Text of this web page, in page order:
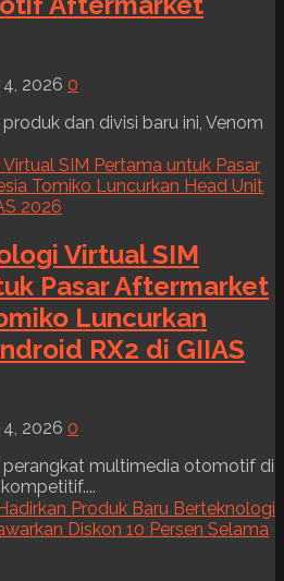
2026 0
dan divisi baru ini, Venom
Virtual SIM
Pasar Aftermarket
Luncurkan
RX2 di GIIAS
2026 0
perangkat multimedia otomotif di